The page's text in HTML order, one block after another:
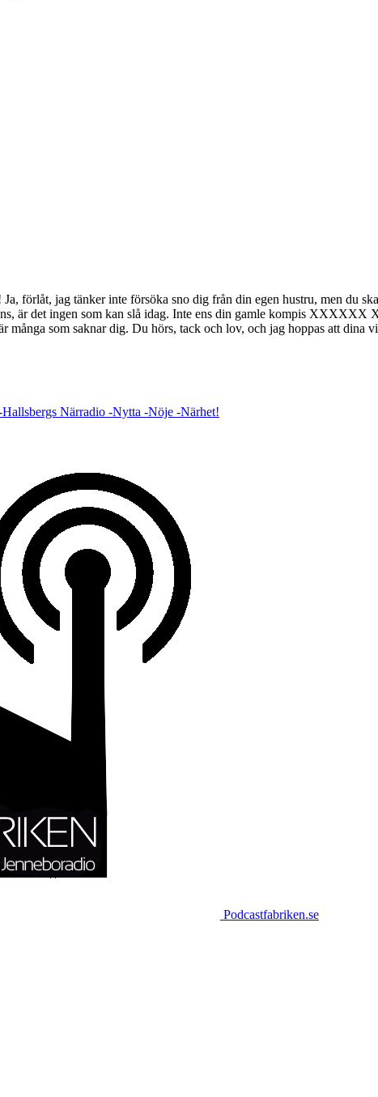
förlåt, jag tänker inte försöka sno dig från din egen hustru, men du
är det ingen som kan slå idag. Inte ens din gamle kompis
som saknar dig. Du hörs, tack och lov, och jag hoppas att dina
Närradio -Nytta -Nöje -Närhet!
Podcastfabriken.se